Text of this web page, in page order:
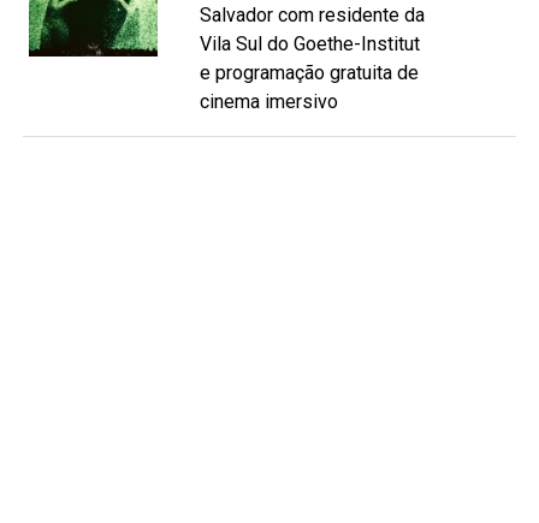
Salvador com residente da
Vila Sul do Goethe-Institut
e programação gratuita de
cinema imersivo